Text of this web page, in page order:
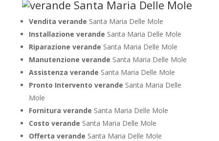
Vendita verande Santa Maria Delle Mole
Installazione verande Santa Maria Delle Mole
Riparazione verande Santa Maria Delle Mole
Manutenzione verande Santa Maria Delle Mole
Assistenza verande Santa Maria Delle Mole
Pronto Intervento verande Santa Maria Delle
Mole
Fornitura verande Santa Maria Delle Mole
Costo verande Santa Maria Delle Mole
Offerta verande Santa Maria Delle Mole